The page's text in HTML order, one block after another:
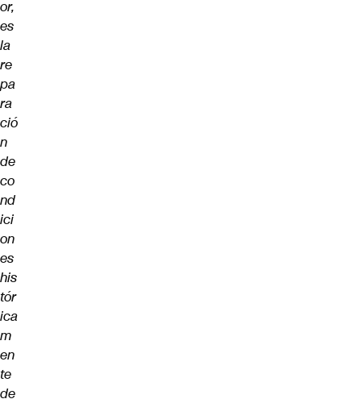
or,
es
la
re
pa
ra
ció
n
de
co
nd
ici
on
es
his
tór
ica
m
en
te
de